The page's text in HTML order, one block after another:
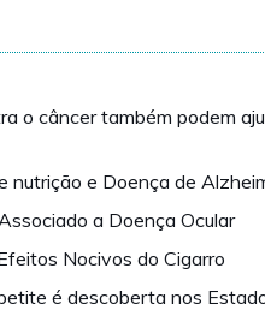
o câncer também podem
nutrição e Doença de
a Doença Ocular
Nocivos do Cigarro
é descoberta nos